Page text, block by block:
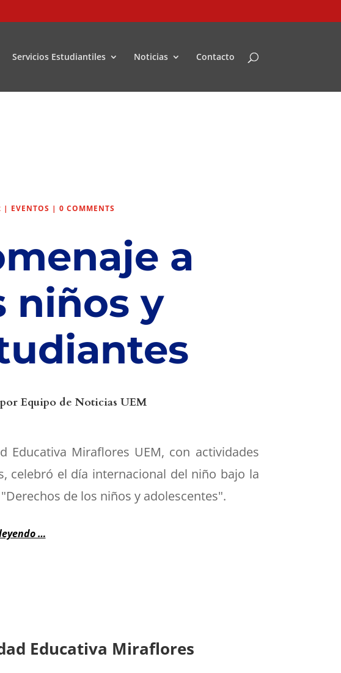
Servicios Estudiantiles Noticias Contacto
| EVENTOS | 0 COMMENTS
a
niños y
Equipo de Noticias UEM
Educativa Miraflores UEM, con actividades
celebró el día internacional del niño bajo la
de los niños y adolescentes".
…
Educativa Miraflores